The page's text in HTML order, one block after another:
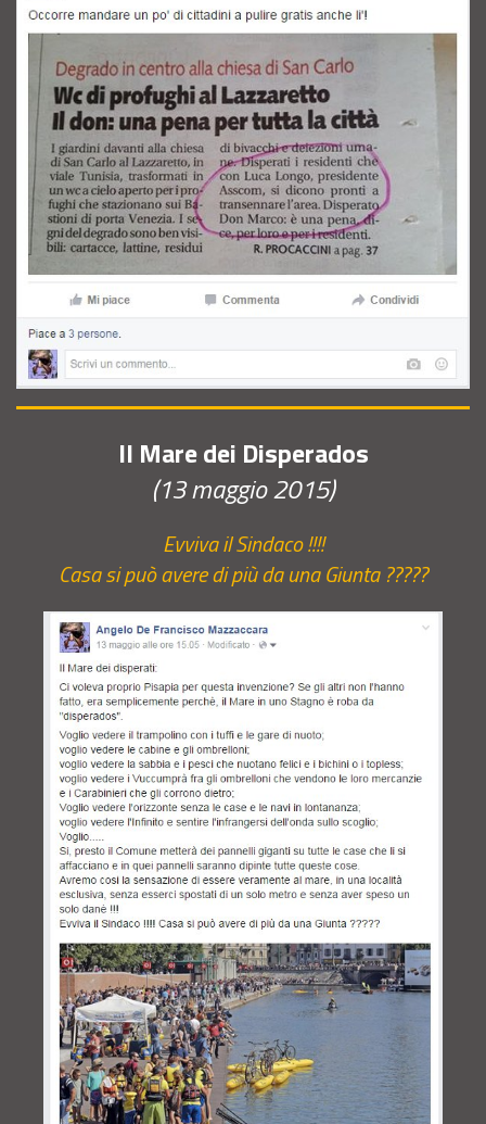
Il Mare dei Disperados
(13 maggio 2015)
Evviva il Sindaco !!!!
Casa si può avere di più da una Giunta ?????